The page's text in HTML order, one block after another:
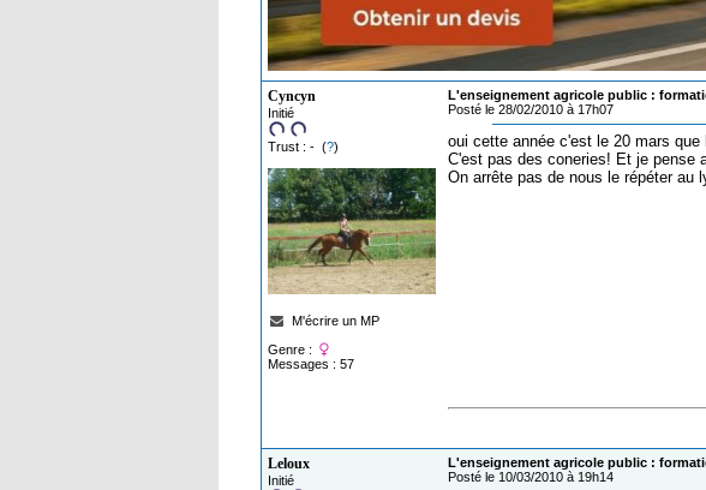
Cyncyn
Initié
Trust : - (?)
M'écrire un MP
Genre :
Messages : 57
L'enseignement agricole public :
Posté le 28/02/2010 à 17h07
oui cette année c'est le 20 mars que
C'est pas des coneries! Et je pense
On arrête pas de nous le répéter au
Leloux
Initié
L'enseignement agricole public :
Posté le 10/03/2010 à 19h14